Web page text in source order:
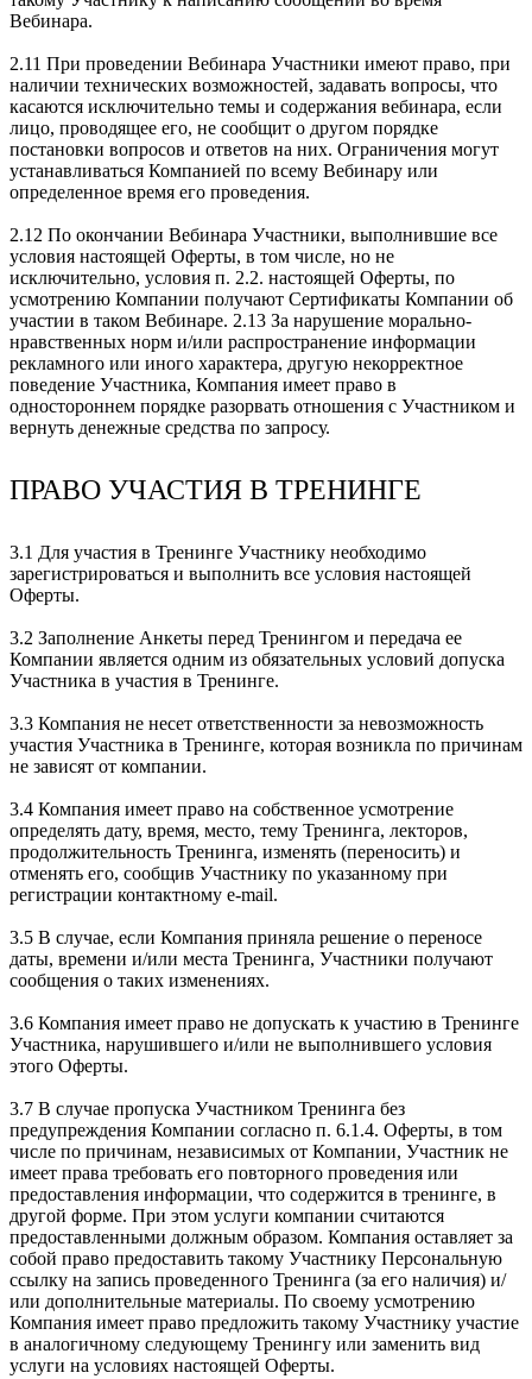
Вебинара.
2.11 При проведении Вебинара Участники имеют право, при
наличии технических возможностей, задавать вопросы, что
касаются исключительно темы и содержания вебинара, если
лицо, проводящее его, не сообщит о другом порядке
постановки вопросов и ответов на них. Ограничения могут
устанавливаться Компанией по всему Вебинару или
определенное время его проведения.
2.12 По окончании Вебинара Участники, выполнившие все
условия настоящей Оферты, в том числе, но не
исключительно, условия п. 2.2. настоящей Оферты, по
усмотрению Компании получают Сертификаты Компании об
участии в таком Вебинаре. 2.13 За нарушение морально-
нравственных норм и/или распространение информации
рекламного или иного характера, другую некорректное
поведение Участника, Компания имеет право в
одностороннем порядке разорвать отношения с Участником и
вернуть денежные средства по запросу.
ПРАВО УЧАСТИЯ В ТРЕНИНГЕ
3.1 Для участия в Тренинге Участнику необходимо
зарегистрироваться и выполнить все условия настоящей
Оферты.
3.2 Заполнение Анкеты перед Тренингом и передача ее
Компании является одним из обязательных условий допуска
Участника в участия в Тренинге.
3.3 Компания не несет ответственности за невозможность
участия Участника в Тренинге, которая возникла по причинам
не зависят от компании.
3.4 Компания имеет право на собственное усмотрение
определять дату, время, место, тему Тренинга, лекторов,
продолжительность Тренинга, изменять (переносить) и
отменять его, сообщив Участнику по указанному при
регистрации контактному e-mail.
3.5 В случае, если Компания приняла решение о переносе
даты, времени и/или места Тренинга, Участники получают
сообщения о таких изменениях.
3.6 Компания имеет право не допускать к участию в Тренинге
Участника, нарушившего и/или не выполнившего условия
этого Оферты.
3.7 В случае пропуска Участником Тренинга без
предупреждения Компании согласно п. 6.1.4. Оферты, в том
числе по причинам, независимых от Компании, Участник не
имеет права требовать его повторного проведения или
предоставления информации, что содержится в тренинге, в
другой форме. При этом услуги компании считаются
предоставленными должным образом. Компания оставляет за
собой право предоставить такому Участнику Персональную
ссылку на запись проведенного Тренинга (за его наличия) и/
или дополнительные материалы. По своему усмотрению
Компания имеет право предложить такому Участнику участие
в аналогичному следующему Тренингу или заменить вид
услуги на условиях настоящей Оферты.